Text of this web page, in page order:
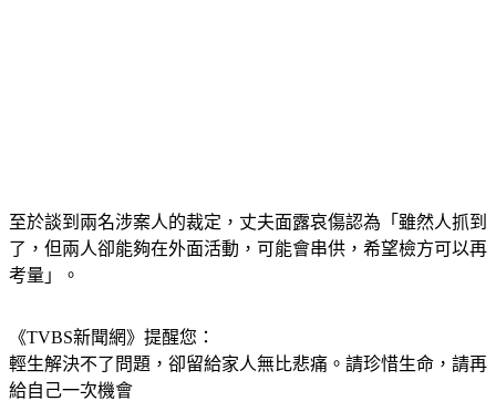
至於談到兩名涉案人的裁定，丈夫面露哀傷認為「雖然人抓到
了，但兩人卻能夠在外面活動，可能會串供，希望檢方可以再
考量」。
《TVBS新聞網》提醒您：
輕生解決不了問題，卻留給家人無比悲痛。請珍惜生命，請再
給自己一次機會